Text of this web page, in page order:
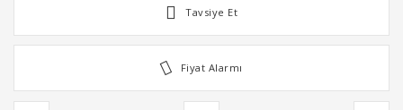
Tavsiye Et
Fiyat Alarmı